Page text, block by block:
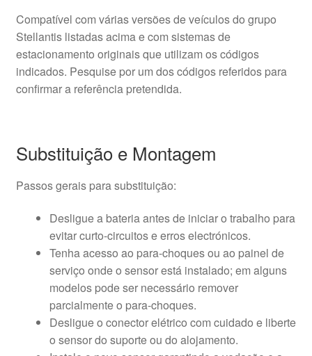
Compatível com várias versões de veículos do grupo
Stellantis listadas acima e com sistemas de
estacionamento originais que utilizam os códigos
indicados. Pesquise por um dos códigos referidos para
confirmar a referência pretendida.
Substituição e Montagem
Passos gerais para substituição:
Desligue a bateria antes de iniciar o trabalho para
evitar curto-circuitos e erros electrónicos.
Tenha acesso ao para-choques ou ao painel de
serviço onde o sensor está instalado; em alguns
modelos pode ser necessário remover
parcialmente o para-choques.
Desligue o conector elétrico com cuidado e liberte
o sensor do suporte ou do alojamento.